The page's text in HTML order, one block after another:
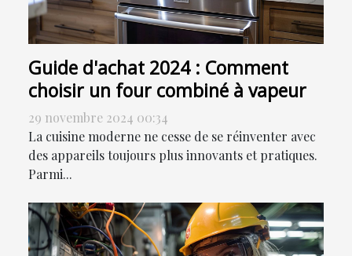
Guide d'achat 2024 : Comment
choisir un four combiné à vapeur
29 novembre 2024 00:34
La cuisine moderne ne cesse de se réinventer avec
des appareils toujours plus innovants et pratiques.
Parmi...